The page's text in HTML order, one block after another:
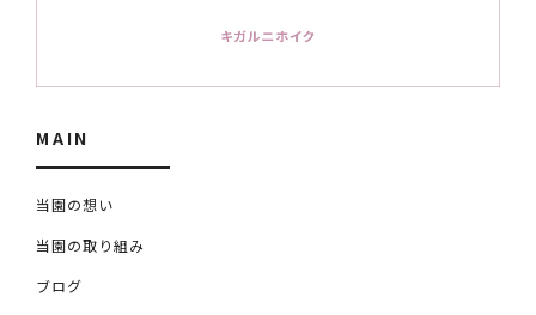
MAIN
当園の想い
当園の取り組み
ブログ